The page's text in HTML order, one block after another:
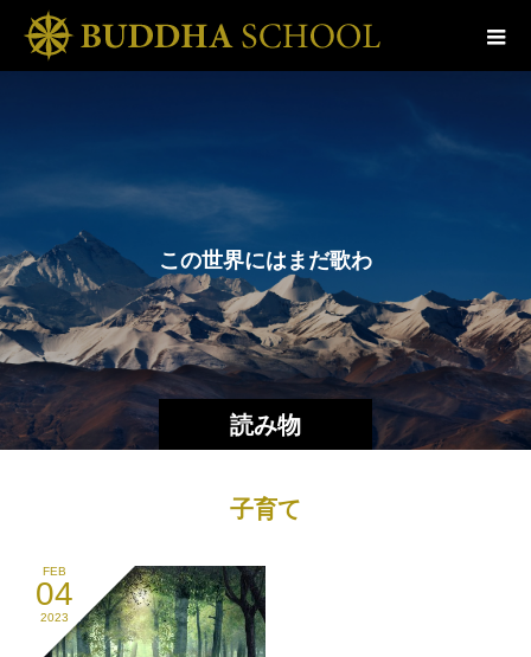
読み物
の 世界にはま だ 歌われ
子育て
FEB
04
2023